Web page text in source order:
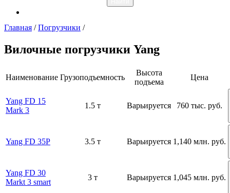
Главная /Погрузчики /
Вилочные погрузчики Yang
Наименование Грузоподъемность
Высота
подъема
Цена
Yang FD 15
Mark 3
1.5 т Варьируется 760 тыс. руб.
Yang FD 35P 3.5 т Варьируется 1,140 млн. руб.
Yang FD 30
Markt 3 smart
3 т Варьируется 1,045 млн. руб.